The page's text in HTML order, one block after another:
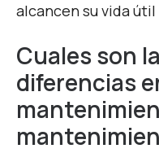
alcancen su vida útil
Cuales son
diferencias